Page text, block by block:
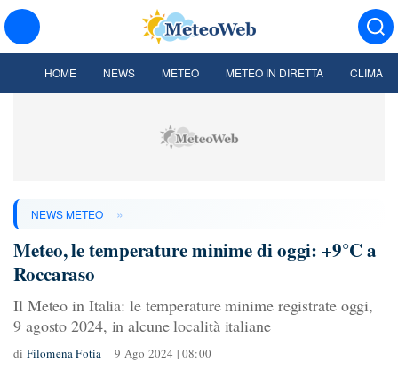
HOME NEWS METEO METEO IN DIRETTA CLIMA
NEWS METEO »
Meteo, le temperature minime di oggi: +9°C a
Roccaraso
Il Meteo in Italia: le temperature minime registrate oggi,
9 agosto 2024, in alcune località italiane
di Filomena Fotia 9 Ago 2024 | 08:00